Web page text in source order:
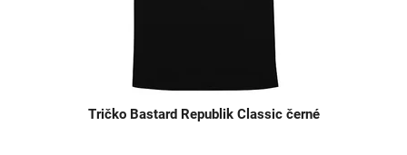
Tričko Bastard Republik Classic černé